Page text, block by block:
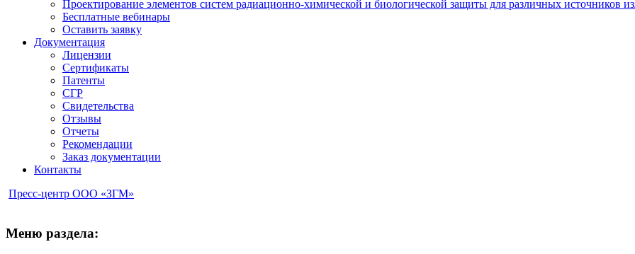
Проектирование элементов систем радиационно-химической и биологической защиты для различных источников
Бесплатные вебинары
Оставить заявку
Документация
Лицензии
Сертификаты
Патенты
СГР
Свидетельства
Отзывы
Отчеты
Рекомендации
Заказ документации
Контакты
Пресс-центр ООО «ЗГМ»
Меню раздела: